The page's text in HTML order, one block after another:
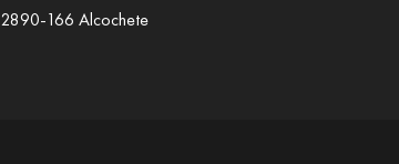
2890-166 Alcochete